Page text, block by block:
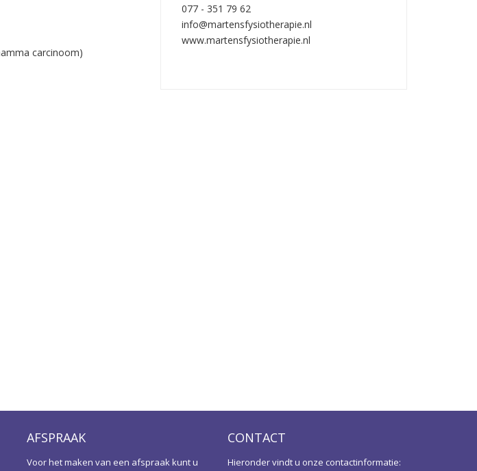
carcinoom)
077 - 351 79 62
info@martensfysiotherapie.nl
www.martensfysiotherapie.nl
AFSPRAAK
Voor het maken van een afspraak kunt u
CONTACT
Hieronder vindt u onze contactinformatie: